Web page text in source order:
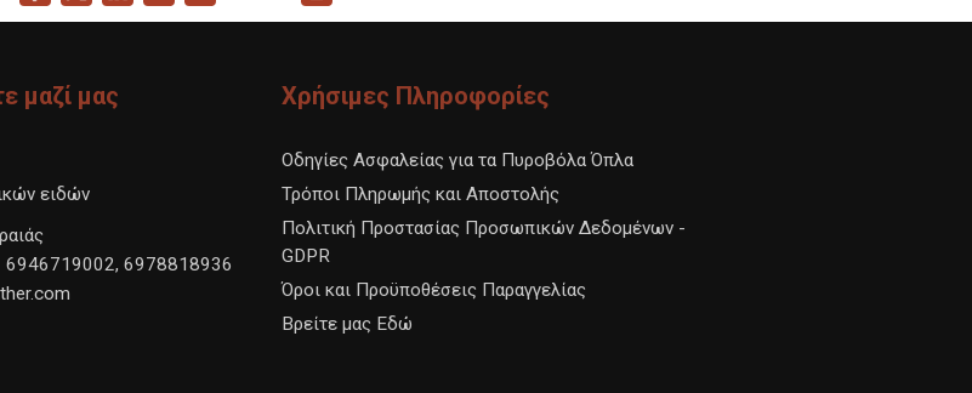
μαζί μας
ειδών
6946719002, 6978818936
Χρήσιμες Πληροφορίες
Οδηγίες Ασφαλείας για τα Πυροβόλα Όπλα
Τρόποι Πληρωμής και Αποστολής
Πολιτική Προστασίας Προσωπικών Δεδομένων -
GDPR
Όροι και Προϋποθέσεις Παραγγελίας
Βρείτε μας Εδώ